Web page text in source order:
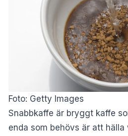
Foto: Getty Images
Snabbkaffe är bryggt kaffe
enda som behövs är att